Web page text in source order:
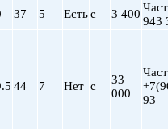
37 5 Естьс 3 400
943
44 7 Нет с
33
000
93